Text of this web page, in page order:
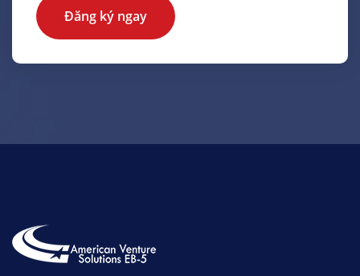
Đăng ký ngay